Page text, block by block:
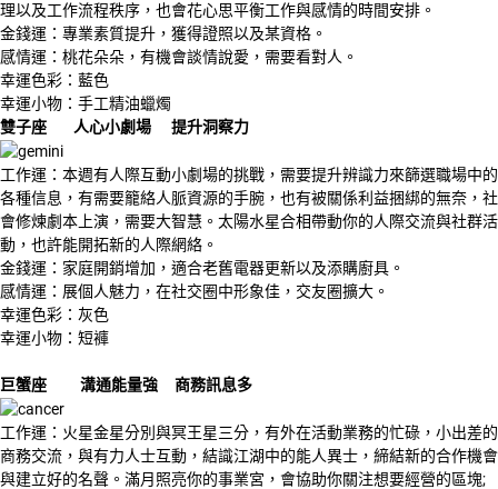
理以及工作流程秩序，也會花心思平衡工作與感情的時間安排。
金錢運：專業素質提升，獲得證照以及某資格。
感情運：桃花朵朵，有機會談情說愛，需要看對人。
幸運色彩：藍色
幸運小物：手工精油蠟燭
雙子座 人心小劇場 提升洞察力
工作運：本週有人際互動小劇場的挑戰，需要提升辨識力來篩選職場中的
各種信息，有需要籠絡人脈資源的手腕，也有被關係利益捆綁的無奈，社
會修煉劇本上演，需要大智慧。太陽水星合相帶動你的人際交流與社群活
動，也許能開拓新的人際網絡。
金錢運：家庭開銷增加，適合老舊電器更新以及添購廚具。
感情運：展個人魅力，在社交圈中形象佳，交友圈擴大。
幸運色彩：灰色
幸運小物：短褲
巨蟹座 溝通能量強 商務訊息多
工作運：火星金星分別與冥王星三分，有外在活動業務的忙碌，小出差的
商務交流，與有力人士互動，結識江湖中的能人異士，締結新的合作機會
與建立好的名聲。滿月照亮你的事業宮，會協助你關注想要經營的區塊;